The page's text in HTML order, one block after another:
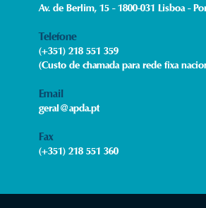
Av. de Berlim, 15 - 1800-031 Lisboa -
Telefone
(+351) 218 551 359
(Custo de chamada para rede fixa
Email
geral@apda.pt
Fax​
(+351) 218 551 360